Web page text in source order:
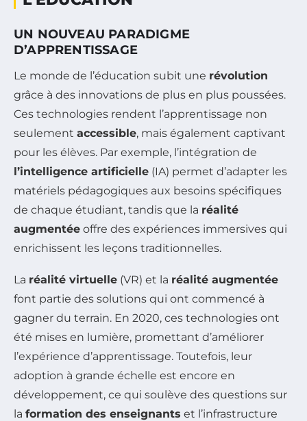
UN NOUVEAU PARADIGME
D’APPRENTISSAGE
Le monde de l’éducation subit une révolution
grâce à des innovations de plus en plus poussées.
Ces technologies rendent l’apprentissage non
seulement accessible, mais également captivant
pour les élèves. Par exemple, l’intégration de
l’intelligence artificielle (IA) permet d’adapter les
matériels pédagogiques aux besoins spécifiques
de chaque étudiant, tandis que la réalité
augmentée offre des expériences immersives qui
enrichissent les leçons traditionnelles.
La réalité virtuelle (VR) et la réalité augmentée
font partie des solutions qui ont commencé à
gagner du terrain. En 2020, ces technologies ont
été mises en lumière, promettant d’améliorer
l’expérience d’apprentissage. Toutefois, leur
adoption à grande échelle est encore en
développement, ce qui soulève des questions sur
la formation des enseignants et l’infrastructure